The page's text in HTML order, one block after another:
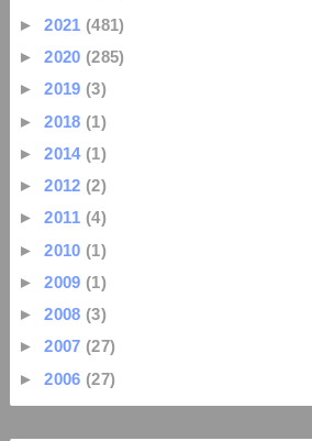
►2021 (481)
►2020 (285)
►2019 (3)
►2018 (1)
►2014 (1)
►2012 (2)
►2011 (4)
►2010 (1)
►2009 (1)
►2008 (3)
►2007 (27)
►2006 (27)